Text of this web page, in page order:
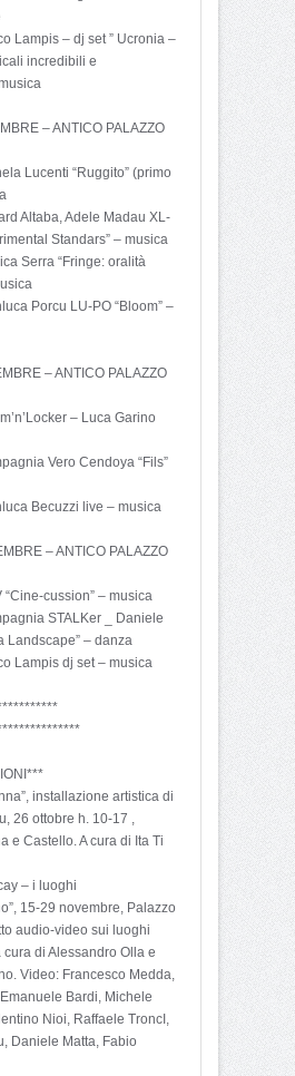
Lampis – dj set ” Ucronia –
incredibili e
– ANTICO PALAZZO
Lucenti “Ruggito” (primo
Altaba, Adele Madau XL-
Standars” – musica
Serra “Fringe: oralità
Porcu LU-PO “Bloom” –
– ANTICO PALAZZO
– Luca Garino
Vero Cendoya “Fils”
Becuzzi live – musica
– ANTICO PALAZZO
“Cine-cussion” – musica
STALKer _ Daniele
Landscape” – danza
Lampis dj set – musica
****
installazione artistica di
26 ottobre h. 10-17 ,
e Castello. A cura di Ita Ti
– i luoghi
15-29 novembre, Palazzo
audio-video sui luoghi
di Alessandro Olla e
Video: Francesco Medda,
Bardi, Michele
Nioi, Raffaele TroncI,
Daniele Matta, Fabio